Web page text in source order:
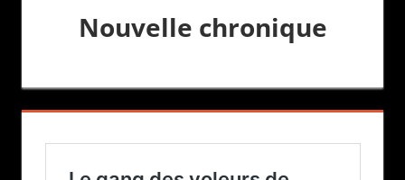
Nouvelle chronique